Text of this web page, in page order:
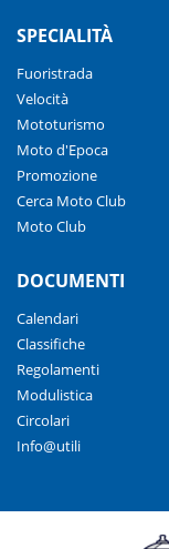
SPECIALITÀ
Fuoristrada
Velocità
Mototurismo
Moto d'Epoca
Promozione
Cerca Moto Club
Moto Club
DOCUMENTI
Calendari
Classifiche
Regolamenti
Modulistica
Circolari
Info@utili